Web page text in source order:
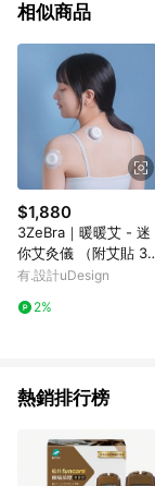
相似商品
$1,880
3ZeBra｜暖暖艾 - 迷
你艾灸儀 （附艾貼 30
入 / 組）
有.設計uDesign
2%
熱銷排行榜